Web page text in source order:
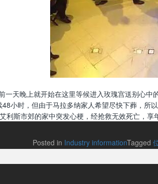
一天晚上就开始在这里等候进入玫瑰宫送别心
小时，但由于马拉多纳家人希望尽快下葬，所
利斯市郊的家中突发心梗，经抢救无效死亡，享
Posted in Industry informationTagged